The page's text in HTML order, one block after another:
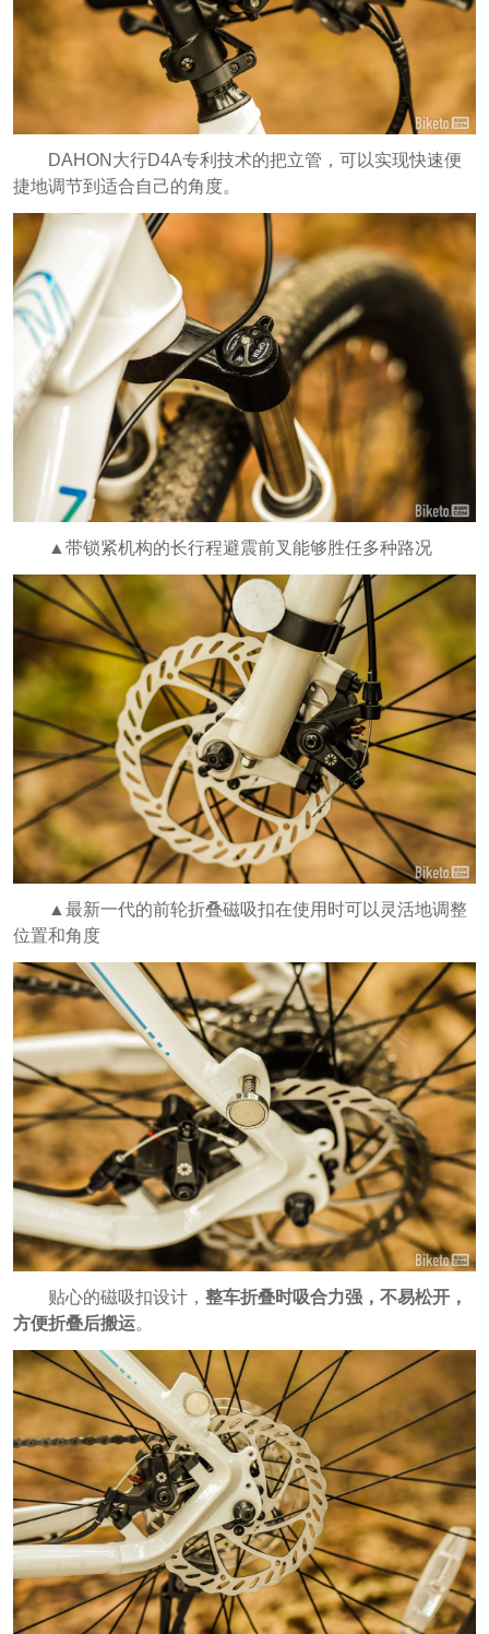
DAHON大行D4A专利技术的把立管，可以实现快速便
捷地调节到适合自己的角度。
▲带锁紧机构的长行程避震前叉能够胜任多种路况
▲最新一代的前轮折叠磁吸扣在使用时可以灵活地调整
位置和角度
贴心的磁吸扣设计， 整车折叠时吸合力强，不易松开，
方便折叠后搬运。